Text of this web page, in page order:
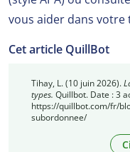
vous aider dans votre
Cet article QuillBot
Tihay, L. (10 juin 2026).
types. Quillbot. Date : 3
https://quillbot.com/fr/
subordonnee/